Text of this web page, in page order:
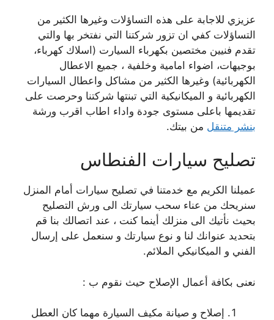
عزيزي للاجابة على هذه التساؤلات وغيرها الكثير من
التساؤلات كفي ان تزور شركتنا التي نفتخر بها والتي
تقدم فنيين مختصين بكهرباء السيارت (اسلاك كهرباء،
بوجيهات، اضواء امامية وخلفية ، جميع الاعطال
الكهربائية) وغيرها الكثير من مشاكل واعطال السيارات
الكهربائية و الميكانيكية التي تبنتها شركتنا وحرصت على
تقديمها باعلى مستوى جودة واداء اطاب اقرب ورشة
بنشر متنقل من بيتك.
تصليح سيارات الفنطاس
عميلنا الكريم مع خدمتنا في تصليح سيارات أمام المنزل
سنريحك من عناء سحب سيارتك الى ورش التصليح
بحيث نأتيك الى منزلك أينما كنت ، عند اتصالك بنا قم
بتحديد عنوانك لنا و نوع سيارتك و سنعمل على إرسال
الفني و الميكانيكي الملائم.
نعنى بكافة أعمال الإصلاح حيث نقوم ب :
إصلاح و صيانة مكيف السيارة مهما كان العطل